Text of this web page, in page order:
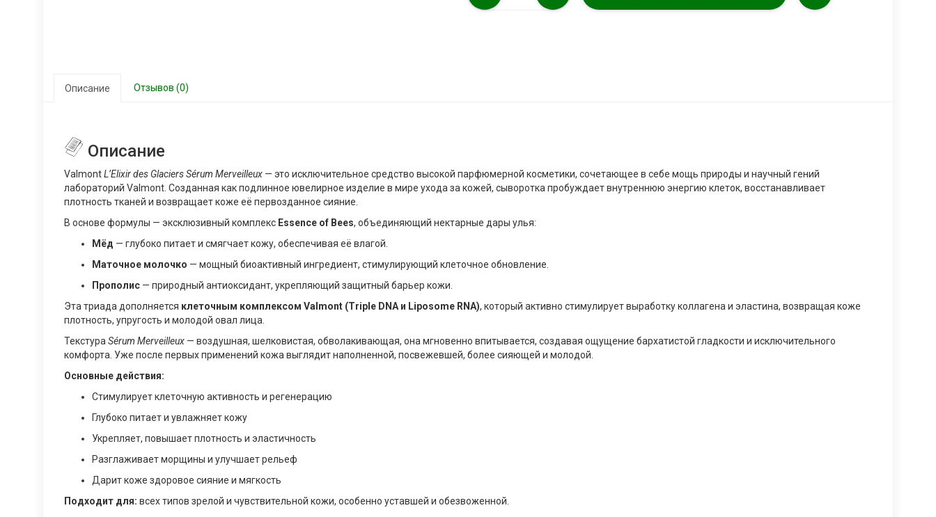
Описание Отзывов (0)
Описание
ValmontL’Elixir des Glaciers Sérum Merveilleux — это исключительное средство высокой парфюмерной косметики, сочетающее в себе мощь природы и научный гений
лабораторий Valmont. Созданная как подлинное ювелирное изделие в мире ухода за кожей, сыворотка пробуждает внутреннюю энергию клеток, восстанавливает
плотность тканей и возвращает коже её первозданное сияние.
В основе формулы — эксклюзивный комплекс Essence of Bees, объединяющий нектарные дары улья:
Мёд — глубоко питает и смягчает кожу, обеспечивая её влагой.
Маточное молочко — мощный биоактивный ингредиент, стимулирующий клеточное обновление.
Прополис — природный антиоксидант, укрепляющий защитный барьер кожи.
Эта триада дополняется клеточным комплексом Valmont (Triple DNA и Liposome RNA), который активно стимулирует выработку коллагена и эластина, возвращая коже
плотность, упругость и молодой овал лица.
Текстура Sérum Merveilleux — воздушная, шелковистая, обволакивающая, она мгновенно впитывается, создавая ощущение бархатистой гладкости и исключительного
комфорта. Уже после первых применений кожа выглядит наполненной, посвежевшей, более сияющей и молодой.
Основные действия:
Стимулирует клеточную активность и регенерацию
Глубоко питает и увлажняет кожу
Укрепляет, повышает плотность и эластичность
Разглаживает морщины и улучшает рельеф
Дарит коже здоровое сияние и мягкость
Подходит для: всех типов зрелой и чувствительной кожи, особенно уставшей и обезвоженной.